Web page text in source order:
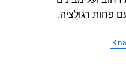
פחות רגולציה.
וועדת